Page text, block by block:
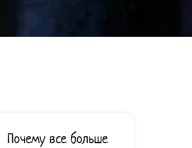
Почему все больше